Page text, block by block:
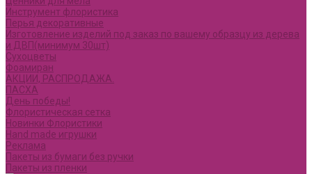
Инструмент флористика
Перья декоративные
Изготовление изделий под заказ по вашему образцу из дерева
и ДВП(минимум 30шт)
Сухоцветы
Фоамиран
АКЦИИ, РАСПРОДАЖА.
ПАСХА
День победы!
Флористическая сетка
Новинки Флористики
Hand made игрушки
Реклама
Пакеты из бумаги без ручки
Пакеты из пленки